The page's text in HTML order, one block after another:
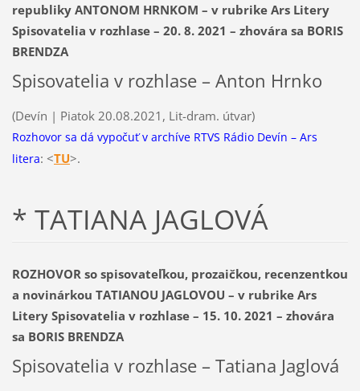
republiky ANTONOM HRNKOM – v rubrike Ars Litery
Spisovatelia v rozhlase – 20. 8. 2021 – zhovára sa BORIS
BRENDZA
Spisovatelia v rozhlase – Anton Hrnko
(Devín | Piatok 20.08.2021, Lit-dram. útvar)
Rozhovor sa dá vypočuť v archíve RTVS Rádio Devín – Ars
litera: <TU>.
* TATIANA JAGLOVÁ
ROZHOVOR so spisovateľkou, prozaičkou, recenzentkou
a novinárkou TATIANOU JAGLOVOU – v rubrike Ars
Litery Spisovatelia v rozhlase – 15. 10. 2021 – zhovára
sa BORIS BRENDZA
Spisovatelia v rozhlase – Tatiana Jaglová